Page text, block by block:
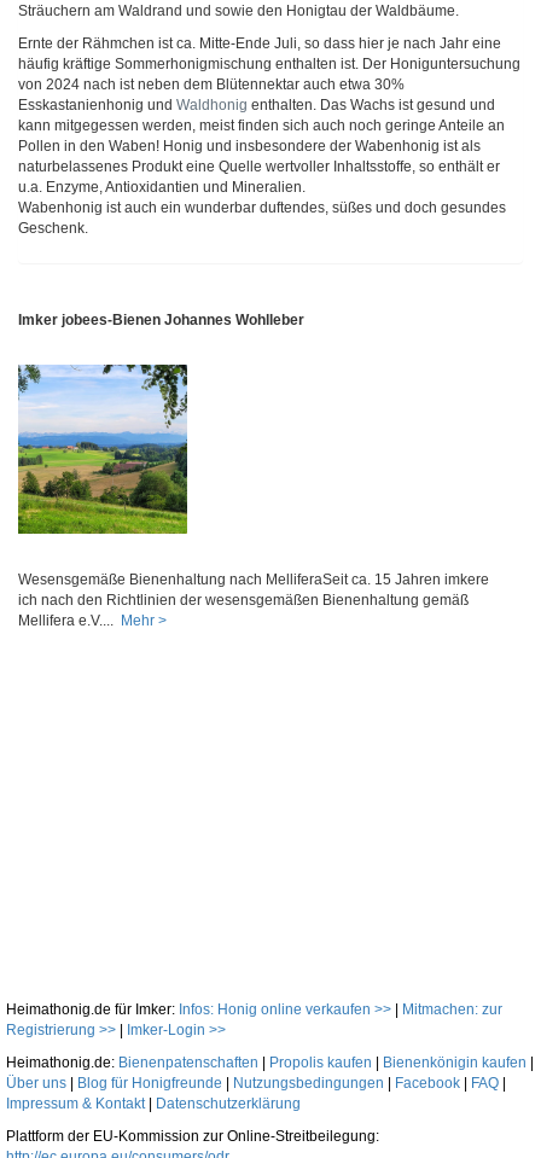
Sträuchern am Waldrand und sowie den Honigtau der Waldbäume.
Ernte der Rähmchen ist ca. Mitte-Ende Juli, so dass hier je nach Jahr eine
häufig kräftige Sommerhonigmischung enthalten ist. Der Honiguntersuchung
von 2024 nach ist neben dem Blütennektar auch etwa 30%
Esskastanienhonig und Waldhonig enthalten. Das Wachs ist gesund und
kann mitgegessen werden, meist finden sich auch noch geringe Anteile an
Pollen in den Waben! Honig und insbesondere der Wabenhonig ist als
naturbelassenes Produkt eine Quelle wertvoller Inhaltsstoffe, so enthält er
u.a. Enzyme, Antioxidantien und Mineralien.
Wabenhonig ist auch ein wunderbar duftendes, süßes und doch gesundes
Geschenk.
Imker jobees-Bienen Johannes Wohlleber
Wesensgemäße Bienenhaltung nach MelliferaSeit ca. 15 Jahren imkere
ich nach den Richtlinien der wesensgemäßen Bienenhaltung gemäß
Mellifera e.V.... Mehr >
Heimathonig.de für Imker: Infos: Honig online verkaufen >>
Mitmachen: zur
Registrierung >>
Imker-Login >>
Heimathonig.de: Bienenpatenschaften Propolis kaufen Bienenkönigin kaufen
Über uns
Blog für Honigfreunde Nutzungsbedingungen Facebook FAQ
Impressum & Kontakt|
Datenschutzerklärung
Plattform der EU-Kommission zur Online-Streitbeilegung: